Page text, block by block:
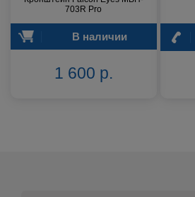
703R Pro
В наличии
1 600 р.